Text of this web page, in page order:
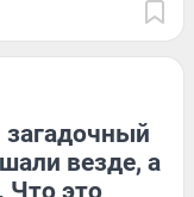
везде, а
Что это